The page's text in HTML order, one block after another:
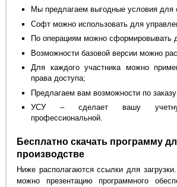
Мы предлагаем выгодные условия для
Софт можно использовать для
По операциям можно сформировывать
Возможности базовой версии можно
Для каждого участника можно
права доступа;
Предлагаем вам возможности по
УСУ – сделает вашу
профессиональной.
Бесплатно скачать программу
производстве
Ниже располагаются ссылки для
можно презентацию программного